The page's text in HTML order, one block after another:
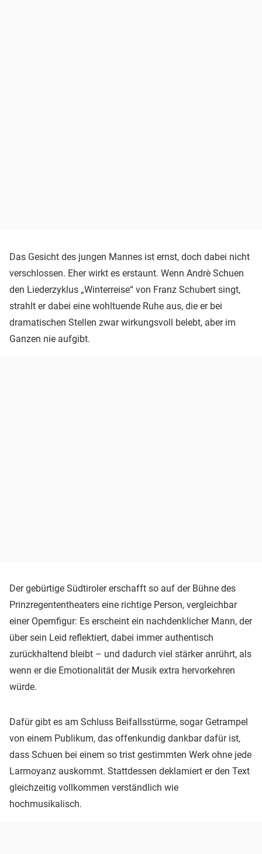
Das Gesicht des jungen Mannes ist ernst, doch dabei nicht
verschlossen. Eher wirkt es erstaunt. Wenn Andrè Schuen
den Liederzyklus „Winterreise“ von Franz Schubert singt,
strahlt er dabei eine wohltuende Ruhe aus, die er bei
dramatischen Stellen zwar wirkungsvoll belebt, aber im
Ganzen nie aufgibt.
Der gebürtige Südtiroler erschafft so auf der Bühne des
Prinzregententheaters eine richtige Person, vergleichbar
einer Opernfigur: Es erscheint ein nachdenklicher Mann, der
über sein Leid reflektiert, dabei immer authentisch
zurückhaltend bleibt – und dadurch viel stärker anrührt, als
wenn er die Emotionalität der Musik extra hervorkehren
würde.
Dafür gibt es am Schluss Beifallsstürme, sogar Getrampel
von einem Publikum, das offenkundig dankbar dafür ist,
dass Schuen bei einem so trist gestimmten Werk ohne jede
Larmoyanz auskommt. Stattdessen deklamiert er den Text
gleichzeitig vollkommen verständlich wie
hochmusikalisch.